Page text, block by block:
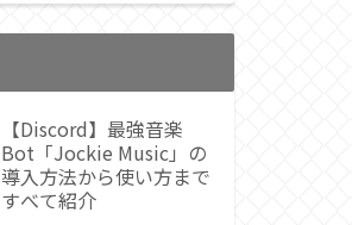
【Discord】最強音楽
Bot「Jockie Music」の
導入方法から使い方まで
すべて紹介